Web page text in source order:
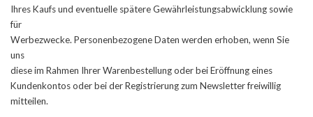
Ihres Kaufs und eventuelle spätere Gewährleistungsabwicklung sowie
für
Werbezwecke. Personenbezogene Daten werden erhoben, wenn Sie
uns
diese im Rahmen Ihrer Warenbestellung oder bei Eröffnung eines
Kundenkontos oder bei der Registrierung zum Newsletter freiwillig
mitteilen.